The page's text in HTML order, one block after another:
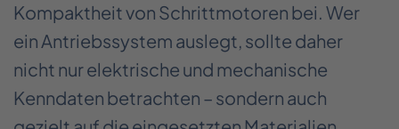
Kompaktheit von Schrittmotoren bei. Wer
ein Antriebssystem auslegt, sollte daher
nicht nur elektrische und mechanische
Kenndaten betrachten – sondern auch